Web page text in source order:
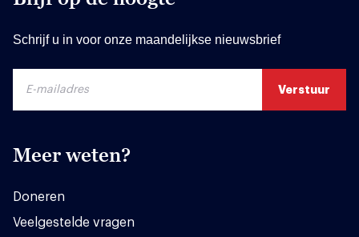
Schrijf u in voor onze maandelijkse nieuwsbrief
Meer weten?
Doneren
Veelgestelde vragen